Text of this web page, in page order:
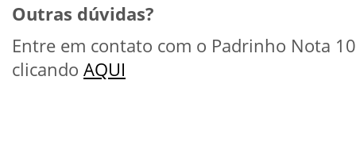
Outras dúvidas?
Entre em contato com o Padrinho Nota 10
clicando AQUI